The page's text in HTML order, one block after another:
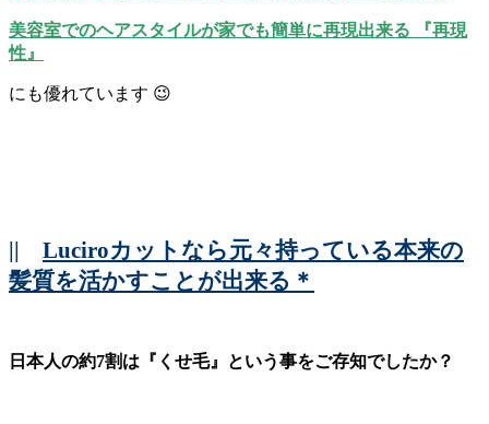
美容室でのヘアスタイルが家でも簡単に再現出来る 『再現
性』
にも優れています 😉
|| Luciroカットなら元々持っている本来の
髪質を活かすことが出来る＊
日本人の約7割は『くせ毛』という事をご存知でしたか？